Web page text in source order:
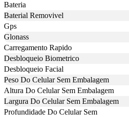
Bateria
Baterial Removivel
Gps
Glonass
Carregamento Rapido
Desbloqueio Biometrico
Desbloqueio Facial
Peso Do Celular Sem Embalagem
Altura Do Celular Sem Embalagem
Largura Do Celular Sem Embalagem
Profundidade Do Celular Sem